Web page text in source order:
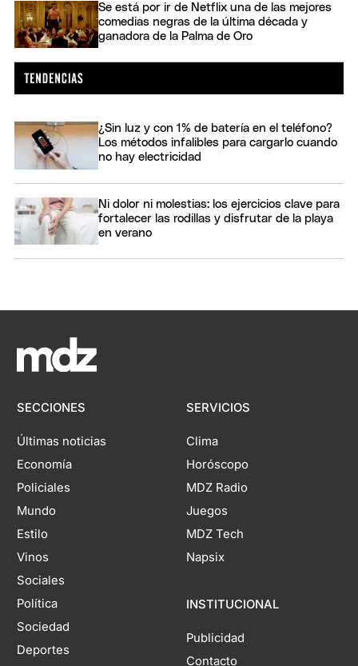
Se está por ir de Netflix una de las mejores
comedias negras de la última década y
ganadora de la Palma de Oro
¿Sin luz y con 1% de batería en el teléfono?
Los métodos infalibles para cargarlo cuando
no hay electricidad
Ni dolor ni molestias: los ejercicios clave para
fortalecer las rodillas y disfrutar de la playa
en verano
SECCIONES
Últimas noticias
Economía
Policiales
Mundo
Estilo
Vinos
Sociales
Política
Sociedad
Deportes
SERVICIOS
Clima
Horóscopo
MDZ Radio
Juegos
MDZ Tech
Napsix
INSTITUCIONAL
Publicidad
Contacto